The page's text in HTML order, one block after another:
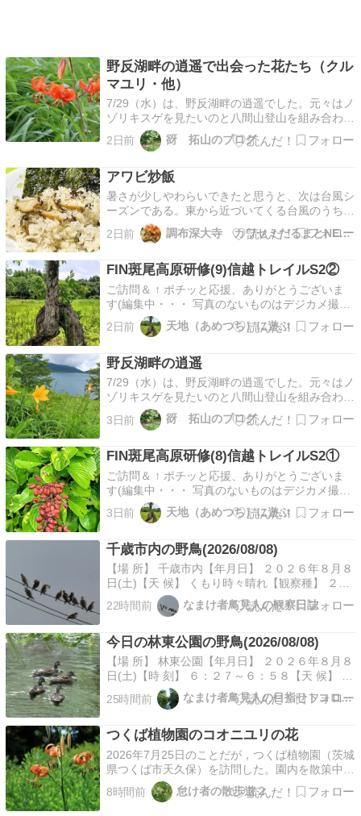
野反湖畔の逍遥で出会った花たち（クル
マユリ・他）
7/29（水）は、野反湖畔の逍遥でした。元々はノ
ゾリキスゲを見たいのと八間山登山を組み合わせ
ても計画だった。天気予報も悪くは無かったので
登り始めたのだったが、直ぐに小雨が降りだし、
もなく雨は止んだので湖畔の散策に切り替えた
が、沢山の花…
2日前 谺 拓山のブログ
アワビ炒飯
暑さが少しやわらいできたと思うと、次は台風シ
ーズンである。東から近づいてくる台風のうちひ
とつは関東をかすめそうな気配もある。雨もこわ
いが、強風がこわい。大事には
2日前 調布深大寺 カワセミだるまとNEM！！！
FIN斑尾高原研修(9)信越トレイルS2②
ご訪問＆ ↑ ポチッと応援、ありがとうございま
す(編集中・・・ 写真のないものはデジカメ撮影
分。整理できたら掲載予定）2026.06.22 斑尾高
原斑尾研修3日目は、再び赤池駐車場からいった
昨日も通った場所なので、ご存じの方は「あれ、
…
2日前 天地（あめつち）に遊ぶ
野反湖畔の逍遥
7/29（水）は、野反湖畔の逍遥でした。元々はノ
ゾリキスゲを見たいのと八間山登山を組み合わせ
ても計画だった。天気予報も悪くは無かったので
登り始めたのだったが、直ぐに小雨が降りだし、
戻ったら近くで花を見ているグループがいて、何
か珍しい花…
3日前 谺 拓山のブログ
FIN斑尾高原研修(8)信越トレイルS2①
ご訪問＆ ↑ ポチッと応援、ありがとうございま
す(編集中・・・ 写真のないものはデジカメ撮影
分。整理できたら掲載予定）2026.06.22 斑尾高
原斑尾研修3日目は、再び赤池駐車場からいった
昨日通った場所ですが、目に映るものは意外と
違…
3日前 天地（あめつち）に遊ぶ
千歳市内の野鳥(2026/08/08)
【場 所】 千歳市内【年月日】 ２０２６年８月８
日(土)【天 候】 くもり時々晴れ【観察種】 ２０
種マガモ、カイツブリ、キジバト、アオサギ、ト
ビ、モズ、ハシボソガラス、ハシブトガラス、ハ
ス、センダイムシクイ、エゾセンニュウ、コムク
ドリ、…
22時間前 なまけ者鳥見人の観察日誌
今日の林東公園の野鳥(2026/08/08)
【場 所】 林東公園【年月日】 ２０２６年８月８
日(土)【時 刻】 ６：２７～６：５８【天 候】 晴
れ【観察種】 ６種マガモ、キジバト、ハシブト
ガラ、シジュウカラ、ヒヨドリ、センダイムシク
です。ずっとヒヨドリの声が聞こえていました
が、群…
25時間前 なまけ者鳥見人の目指せトコロジスト
つくば植物園のコオニユリの花
2026年7月25日のことだが，つくば植物園（茨城
県つくば市天久保）を訪問した。園内を散策中，
複数の植栽場所において，コオニユリ（Lilium
leichtlinii）が開花しているのを観ることができ
8時間前 怠け者の散歩道２